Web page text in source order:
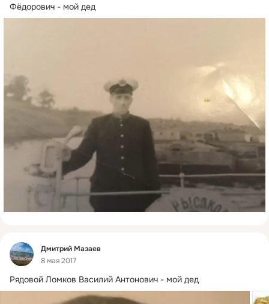
Фёдорович - мой дед
Фид
Дмитрий Мазаев
8 мая 2017
Рядовой Ломков Василий Антонович - мой дед